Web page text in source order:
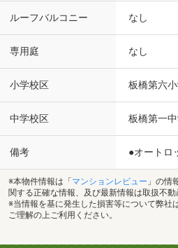
ルーフバルコニー なし
専用庭 なし
小学校区 板橋第六
中学校区 板橋第一
備考 ●オートロ
※本物件情報は「 マンションレビュー 」の情
関する正確な情報、及び最新情報は取扱不動
※当情報を基に発生した損害等について弊社
ご理解の上ご利用ください。